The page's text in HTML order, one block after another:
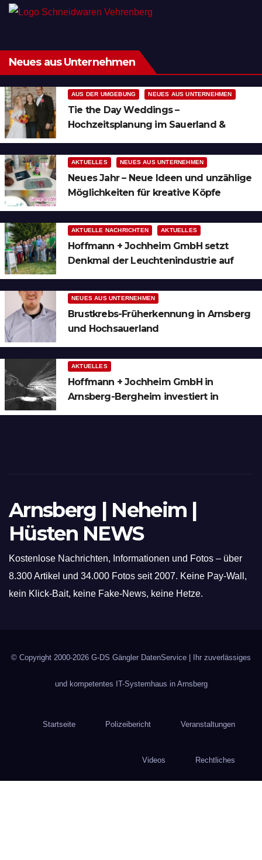
Neues aus Unternehmen
AUS DER UMGEBUNG NEUES AUS UNTERNEHMEN
Tie the Day Weddings –
Hochzeitsplanung im Sauerland &
AKTUELLES NEUES AUS UNTERNEHMEN
Neues Jahr – Neue Ideen und unzählige
Möglichkeiten für kreative Köpfe
AKTUELLE NACHRICHTEN AKTUELLES
Hoffmann + Jochheim GmbH setzt
Denkmal der Leuchtenindustrie auf
NEUES AUS UNTERNEHMEN
Brustkrebs-Früherkennung in Arnsberg
und Hochsauerland
AKTUELLES
Hoffmann + Jochheim GmbH in
Arnsberg-Bergheim investiert in
Arnsberg | Neheim |
Hüsten NEWS
Kostenlose Nachrichten, Informationen und Fotos – über
8.300 Artikel und 34.000 Fotos seit 2007. Keine Pay-Wall,
kein Klick-Bait, keine Fake-News, keine Hetze.
© Copyright 2000-2026 G-DS Gängler DatenService | Ihr zuverlässiges
und kompetentes IT-Systemhaus in Arnsberg
Startseite Polizeibericht Veranstaltungen
Videos Rechtliches